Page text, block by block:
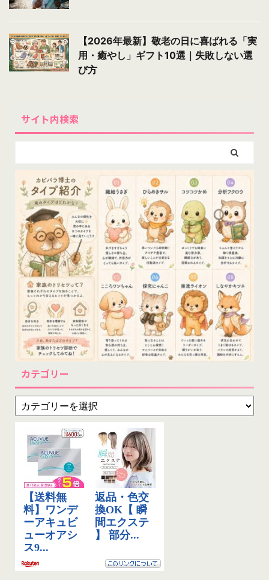
【2026年最新】敬老の日に喜ばれる「実
用・癒やし」ギフト10選｜失敗しない選
び方
サイト内検索
カテゴリー